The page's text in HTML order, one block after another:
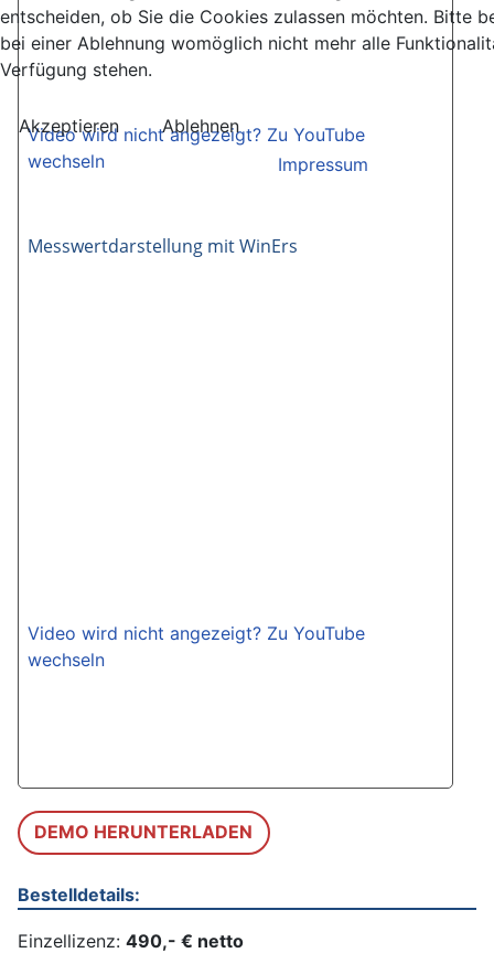
Video wird nicht angezeigt? Zu YouTube
wechseln
Messwertdarstellung mit WinErs
Video wird nicht angezeigt? Zu YouTube
wechseln
DEMO HERUNTERLADEN
Bestelldetails:
Einzellizenz: 490,- € netto
entscheiden, ob Sie die Cookies zulassen möchten. Bitte
bei einer Ablehnung womöglich nicht mehr alle
Verfügung stehen.
Akzeptieren
Ablehnen
Impressum